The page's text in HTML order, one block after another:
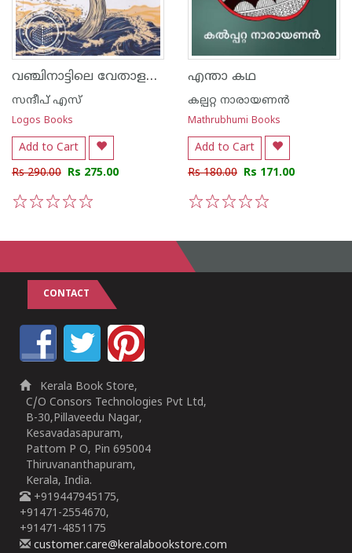
വഞ്ചിനാട്ടിലെ വേതാളങ്ങൾ
സന്ദീപ് എസ്
Logos Books
Add to Cart
Rs 290.00 Rs 275.00
എന്താ കഥ
കല്പറ്റ നാരായണന്‍
Mathrubhumi Books
Add to Cart
Rs 180.00 Rs 171.00
CONTACT
Kerala Book Store,
C/O Consors Technologies Pvt Ltd,
B-30,Pillaveedu Nagar,
Kesavadasapuram,
Pattom P O, Pin 695004
Thiruvananthapuram,
Kerala, India.
+919447945175,
+91471-2554670,
+91471-4851175
customer.care@keralabookstore.com